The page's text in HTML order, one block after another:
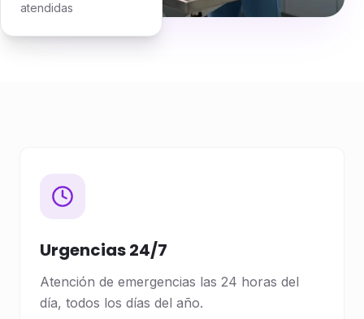
atendidas
Urgencias 24/7
Atención de emergencias las 24 horas del
día, todos los días del año.